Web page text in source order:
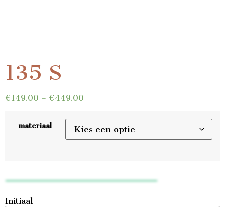
135 S
€149.00 – €449.00
materiaal
Initiaal